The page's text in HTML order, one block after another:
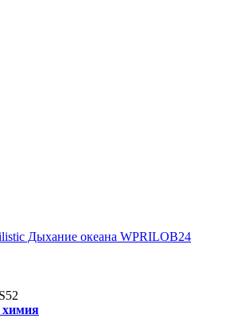
Дыхание океана WPRILOB24